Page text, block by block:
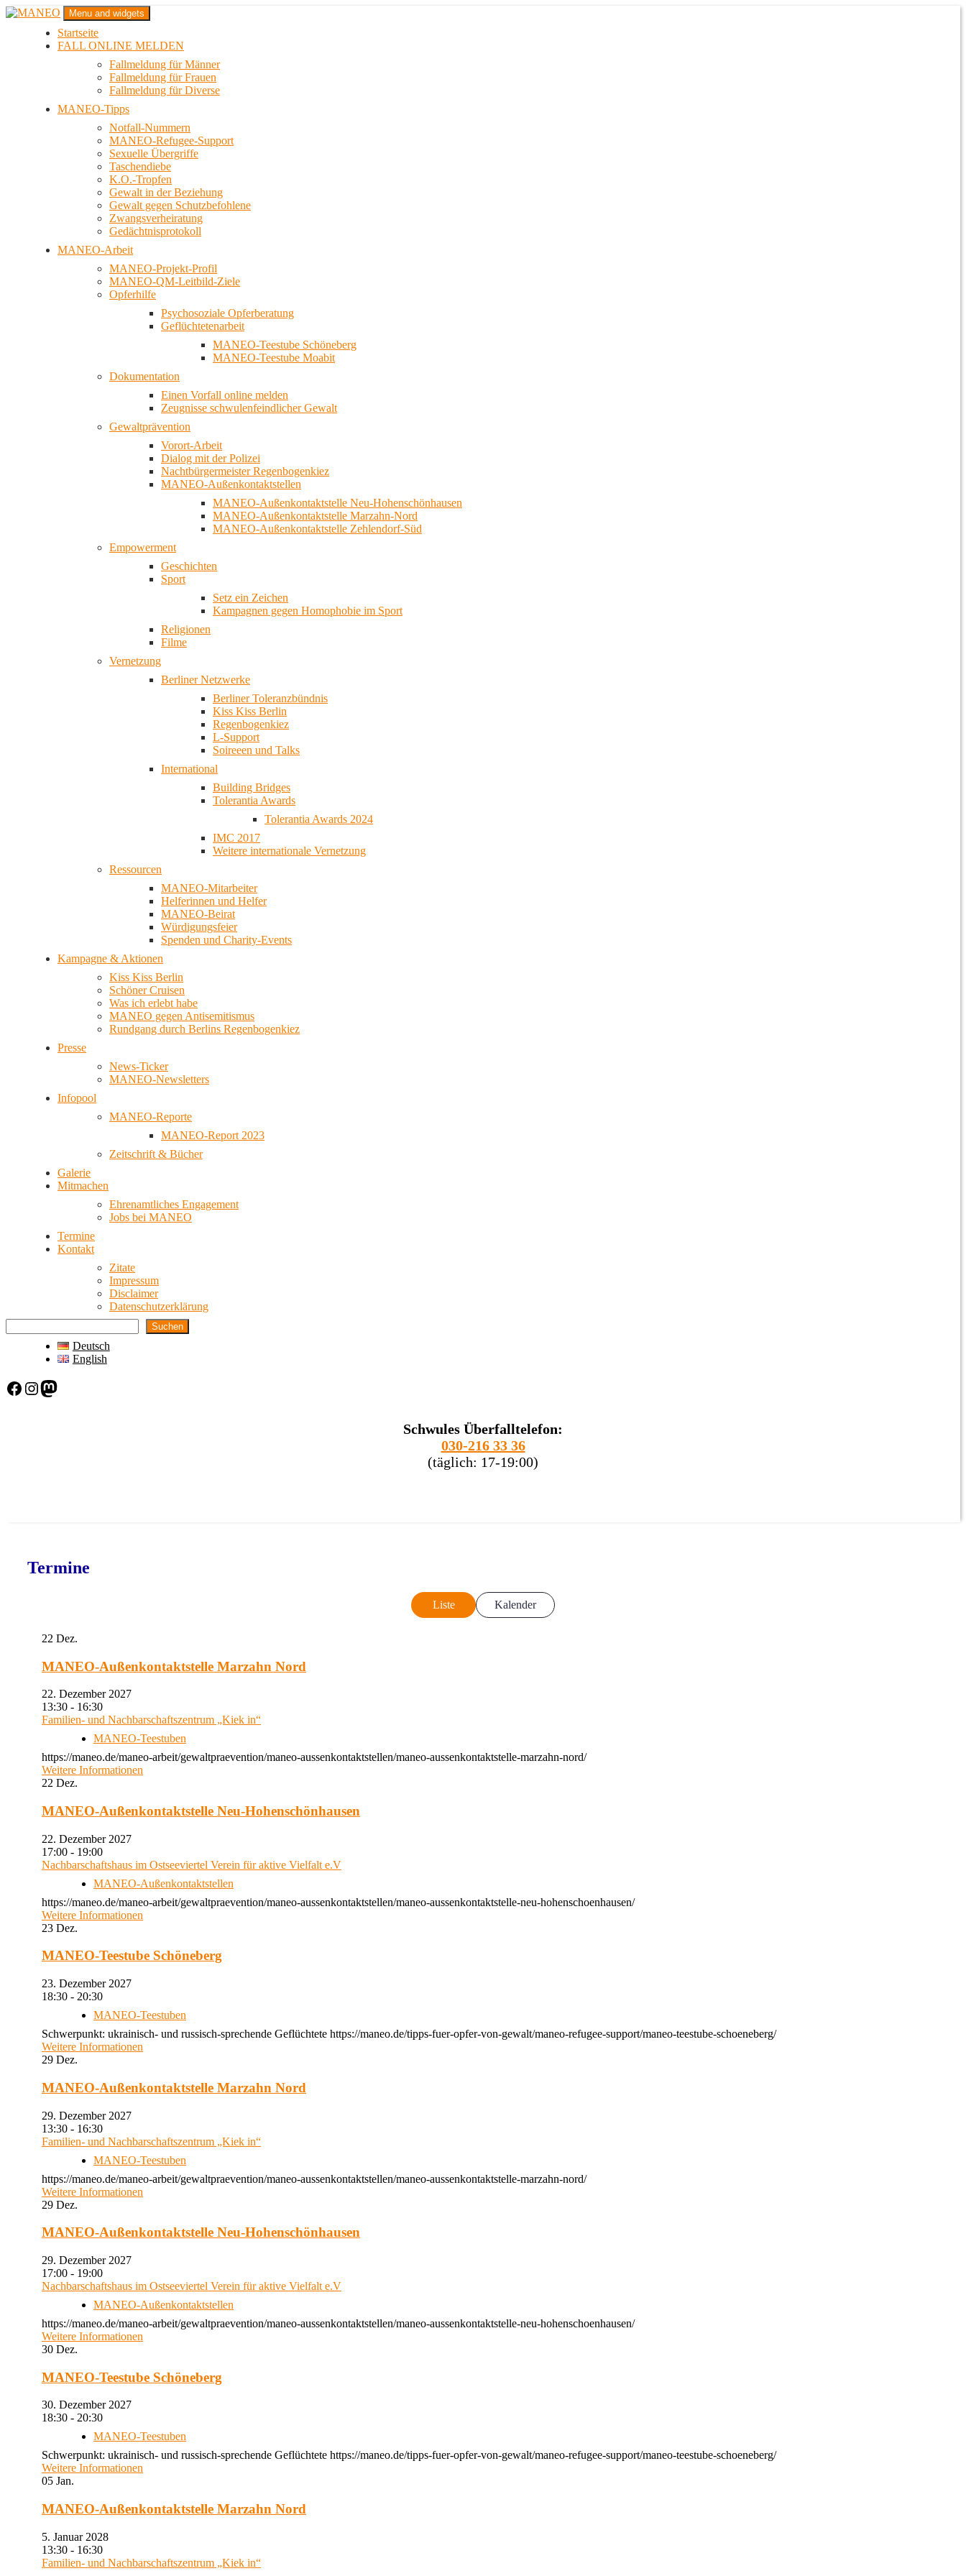
Zum
MANEO
Das schwule Anti-Gewalt-Projekt in Berlin
Menu and widgets
Startseite
FALL ONLINE MELDEN
Fallmeldung für Männer
Fallmeldung für Frauen
Fallmeldung für Diverse
MANEO-Tipps
Notfall-Nummern
MANEO-Refugee-Support
Sexuelle Übergriffe
Taschendiebe
K.O.-Tropfen
Gewalt in der Beziehung
Gewalt gegen Schutzbefohlene
Zwangsverheiratung
Gedächtnisprotokoll
MANEO-Arbeit
MANEO-Projekt-Profil
MANEO-QM-Leitbild-Ziele
Opferhilfe
Psychosoziale Opferberatung
Geflüchtetenarbeit
MANEO-Teestube Schöneberg
MANEO-Teestube Moabit
Dokumentation
Einen Vorfall online melden
Zeugnisse schwulenfeindlicher Gewalt
Gewaltprävention
Vorort-Arbeit
Dialog mit der Polizei
Nachtbürgermeister Regenbogenkiez
MANEO-Außenkontaktstellen
MANEO-Außenkontaktstelle Neu-Hohenschönhausen
MANEO-Außenkontaktstelle Marzahn-Nord
MANEO-Außenkontaktstelle Zehlendorf-Süd
Empowerment
Geschichten
Sport
Setz ein Zeichen
Kampagnen gegen Homophobie im Sport
Religionen
Filme
Vernetzung
Berliner Netzwerke
Berliner Toleranzbündnis
Kiss Kiss Berlin
Regenbogenkiez
L-Support
Soireeen und Talks
International
Building Bridges
Tolerantia Awards
Tolerantia Awards 2024
IMC 2017
Weitere internationale Vernetzung
Ressourcen
MANEO-Mitarbeiter
Helferinnen und Helfer
MANEO-Beirat
Würdigungsfeier
Spenden und Charity-Events
Kampagne & Aktionen
Kiss Kiss Berlin
Schöner Cruisen
Was ich erlebt habe
MANEO gegen Antisemitismus
Rundgang durch Berlins Regenbogenkiez
Presse
News-Ticker
MANEO-Newsletters
Infopool
MANEO-Reporte
MANEO-Report 2023
Zeitschrift & Bücher
Galerie
Mitmachen
Ehrenamtliches Engagement
Jobs bei MANEO
Termine
Kontakt
Zitate
Impressum
Disclaimer
Datenschutzerklärung
Suchen
Deutsch
English
Facebook Instagram Mastodon
Schwules Überfalltelefon:
030-216 33 36
(täglich: 17-19:00)
Termine
Liste Kalender
22 Dez.
MANEO-Außenkontaktstelle Marzahn Nord
22. Dezember 2027
13:30 - 16:30
Familien- und Nachbarschaftszentrum „Kiek in“
MANEO-Teestuben
https://maneo.de/maneo-arbeit/gewaltpraevention/maneo-aussenkontaktstellen/maneo-aussenkontaktstelle-marzahn-nord/
Weitere Informationen
22 Dez.
MANEO-Außenkontaktstelle Neu-Hohenschönhausen
22. Dezember 2027
17:00 - 19:00
Nachbarschaftshaus im Ostseeviertel Verein für aktive Vielfalt e.V
MANEO-Außenkontaktstellen
https://maneo.de/maneo-arbeit/gewaltpraevention/maneo-aussenkontaktstellen/maneo-aussenkontaktstelle-neu-hohenschoenhausen/
Weitere Informationen
23 Dez.
MANEO-Teestube Schöneberg
23. Dezember 2027
18:30 - 20:30
MANEO-Teestuben
Schwerpunkt: ukrainisch- und russisch-sprechende Geflüchtete https://maneo.de/tipps-fuer-opfer-von-gewalt/maneo-refugee-support/maneo-teestube-schoeneberg/
Weitere Informationen
29 Dez.
MANEO-Außenkontaktstelle Marzahn Nord
29. Dezember 2027
13:30 - 16:30
Familien- und Nachbarschaftszentrum „Kiek in“
MANEO-Teestuben
https://maneo.de/maneo-arbeit/gewaltpraevention/maneo-aussenkontaktstellen/maneo-aussenkontaktstelle-marzahn-nord/
Weitere Informationen
29 Dez.
MANEO-Außenkontaktstelle Neu-Hohenschönhausen
29. Dezember 2027
17:00 - 19:00
Nachbarschaftshaus im Ostseeviertel Verein für aktive Vielfalt e.V
MANEO-Außenkontaktstellen
https://maneo.de/maneo-arbeit/gewaltpraevention/maneo-aussenkontaktstellen/maneo-aussenkontaktstelle-neu-hohenschoenhausen/
Weitere Informationen
30 Dez.
MANEO-Teestube Schöneberg
30. Dezember 2027
18:30 - 20:30
MANEO-Teestuben
Schwerpunkt: ukrainisch- und russisch-sprechende Geflüchtete https://maneo.de/tipps-fuer-opfer-von-gewalt/maneo-refugee-support/maneo-teestube-schoeneberg/
Weitere Informationen
05 Jan.
MANEO-Außenkontaktstelle Marzahn Nord
5. Januar 2028
13:30 - 16:30
Familien- und Nachbarschaftszentrum „Kiek in“